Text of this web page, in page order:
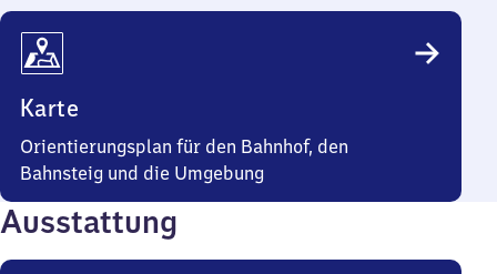
Karte
Orientierungsplan für den Bahnhof, den
Bahnsteig und die Umgebung
Ausstattung